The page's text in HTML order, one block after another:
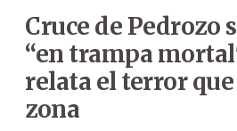
Cruce de Pedrozo
“en trampa
relata el terror
zona